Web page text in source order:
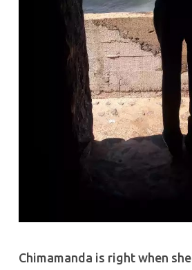
Chimamanda is right when